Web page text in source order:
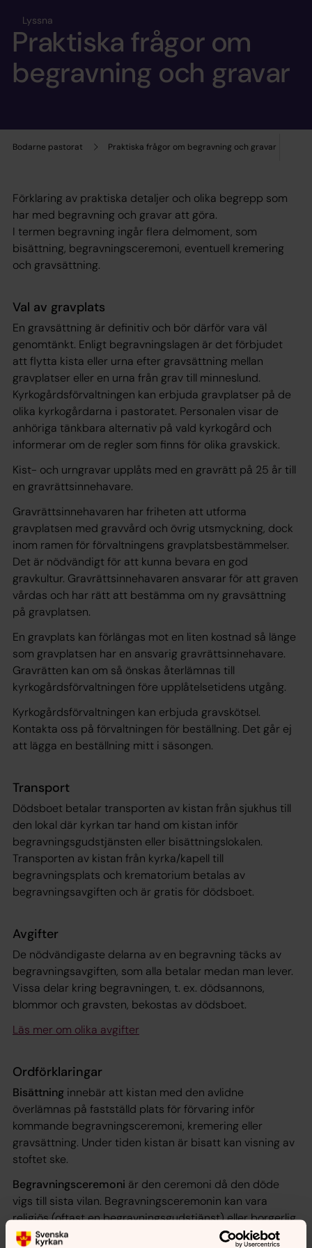
Bodarne pastorat Praktiska frågor om begravning och gravar
Lyssna
Praktiska frågor om
begravning och gravar
Förklaring av praktiska detaljer och olika begrepp som
har med begravning och gravar att göra.
I termen begravning ingår flera delmoment, som
bisättning, begravningsceremoni, eventuell kremering
och gravsättning.
Val av gravplats
En gravsättning är definitiv och bör därför vara väl
genomtänkt. Enligt begravningslagen är det förbjudet
att flytta kista eller urna efter gravsättning mellan
gravplatser eller en urna från grav till minneslund.
Kyrkogårdsförvaltningen kan erbjuda gravplatser på de
olika kyrkogårdarna i pastoratet. Personalen visar de
anhöriga tänkbara alternativ på vald kyrkogård och
informerar om de regler som finns för olika gravskick.
Kist- och urngravar upplåts med en gravrätt på 25 år till
en gravrättsinnehavare.
Gravrättsinnehavaren har friheten att utforma
gravplatsen med gravvård och övrig utsmyckning, dock
inom ramen för förvaltningens gravplatsbestämmelser.
Det är nödvändigt för att kunna bevara en god
gravkultur. Gravrättsinnehavaren ansvarar för att graven
vårdas och har rätt att bestämma om ny gravsättning
på gravplatsen.
En gravplats kan förlängas mot en liten kostnad så länge
som gravplatsen har en ansvarig gravrättsinnehavare.
Gravrätten kan om så önskas återlämnas till
kyrkogårdsförvaltningen före upplåtelsetidens utgång.
Kyrkogårdsförvaltningen kan erbjuda gravskötsel.
Kontakta oss på förvaltningen för beställning. Det går ej
att lägga en beställning mitt i säsongen.
Transport
Dödsboet betalar transporten av kistan från sjukhus till
den lokal där kyrkan tar hand om kistan inför
begravningsgudstjänsten eller bisättningslokalen.
Transporten av kistan från kyrka/kapell till
begravningsplats och krematorium betalas av
begravningsavgiften och är gratis för dödsboet.
Avgifter
De nödvändigaste delarna av en begravning täcks av
begravningsavgiften, som alla betalar medan man lever.
Vissa delar kring begravningen, t. ex. dödsannons,
blommor och gravsten, bekostas av dödsboet.
Läs mer om olika avgifter
Ordförklaringar
Bisättning innebär att kistan med den avlidne
överlämnas på fastställd plats för förvaring inför
kommande begravningsceremoni, kremering eller
gravsättning. Under tiden kistan är bisatt kan visning av
stoftet ske.
Begravningsceremoni är den ceremoni då den döde
vigs till sista vilan. Begravningsceremonin kan vara
religiös (oftast en begravningsgudstjänst) eller borgerlig.
Ceremonin är inte obligatorisk.